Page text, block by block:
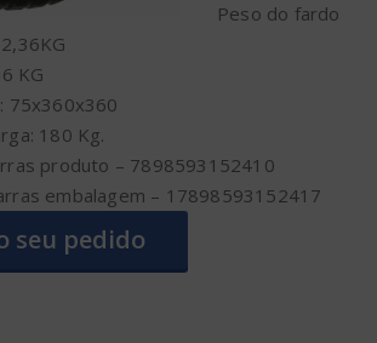
Peso do fardo
KG
75x360x360
180 Kg.
produto – 7898593152410
embalagem – 17898593152417
seu pedido